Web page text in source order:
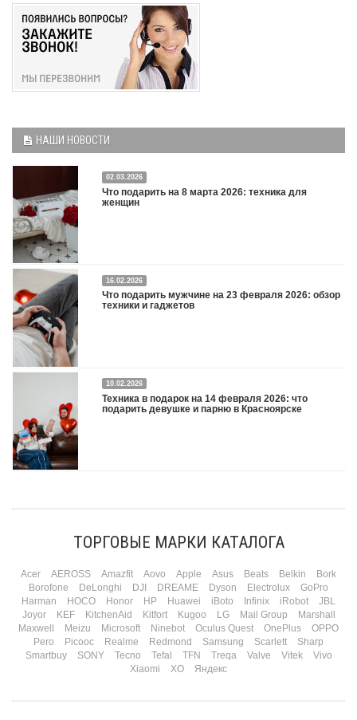
НАШИ НОВОСТИ
02.03.2026
Что подарить на 8 марта 2026: техника для
женщин
Что подарить на 8 марта 2026: техника для женщин
16.02.2026
Что подарить мужчине на 23 февраля 2026: обзор
техники и гаджетов
Двадцать третье февраля — праздник, на который мужчины делают вид, что им
все равно. А потом три дня рассказывают коллегам, какую колонку / приставку /
камеру им подарили. Не верьте словам — верьте глазам, которые загораются
при виде новой коробки.
10.02.2026
Техника в подарок на 14 февраля 2026: что
подарить девушке и парню в Красноярске
марта — контрольный выстрел по кошельку. Начнем с первого — потому что он
ТОРГОВЫЕ МАРКИ КАТАЛОГА
Acer AEROSS Amazfit Aovo Apple Asus Beats Belkin
Bork
Borofone
DeLonghi DJI DREAME Dyson Electrolux
GoPro
Harman
HOCO Honor HP Huawei iBoto Infinix iRobot
JBL
Joyor
KEF KitchenAid Kitfort Kugoo LG Mail Group
Marshall
Maxwell
Meizu Microsoft Ninebot Oculus Quest OnePlus
OPPO
Pero
Picooc Realme Redmond Samsung Scarlett
Sharp
Smartbuy
SONY Tecno Tefal TFN Treqa Valve Vitek
Vivo
Xiaomi
XO Яндекс